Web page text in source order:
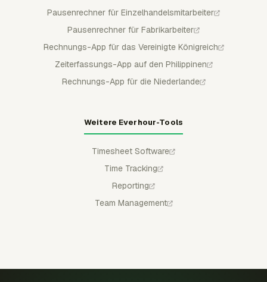
Pausenrechner für Einzelhandelsmitarbeiter
Pausenrechner für Fabrikarbeiter
Rechnungs-App für das Vereinigte Königreich
Zeiterfassungs-App auf den Philippinen
Rechnungs-App für die Niederlande
Weitere Everhour-Tools
Timesheet Software
Time Tracking
Reporting
Team Management